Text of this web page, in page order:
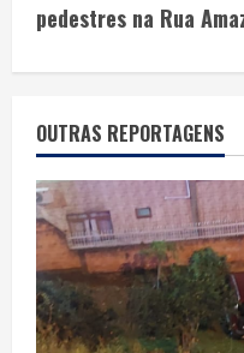
pedestres na Rua
OUTRAS REPORTAGENS